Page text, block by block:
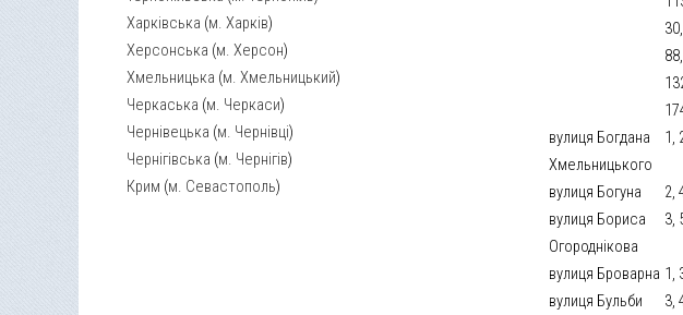
Харківська (м. Харків)
Херсонська (м. Херсон)
Хмельницька (м. Хмельницький)
Черкаська (м. Черкаси)
Чернівецька (м. Чернівці)
Чернігівська (м. Чернігів)
Крим (м. Севастополь)
вулиця Богдана
Хмельницького
1,
вулиця Богуна 2,
вулиця Бориса
Огороднікова
3,
вулиця Броварна 1,
вулиця Бульби
3,